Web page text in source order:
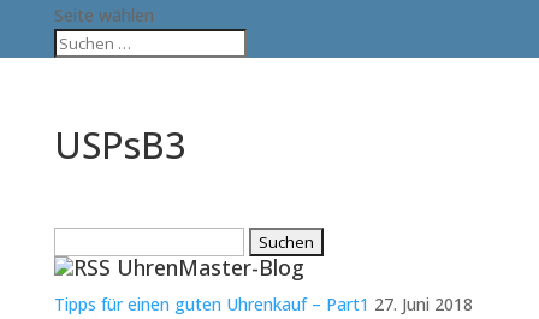
Seite wählen
USPsB3
nach:
UhrenMaster-Blog
Tipps für einen guten Uhrenkauf – Part1 27. Juni 2018